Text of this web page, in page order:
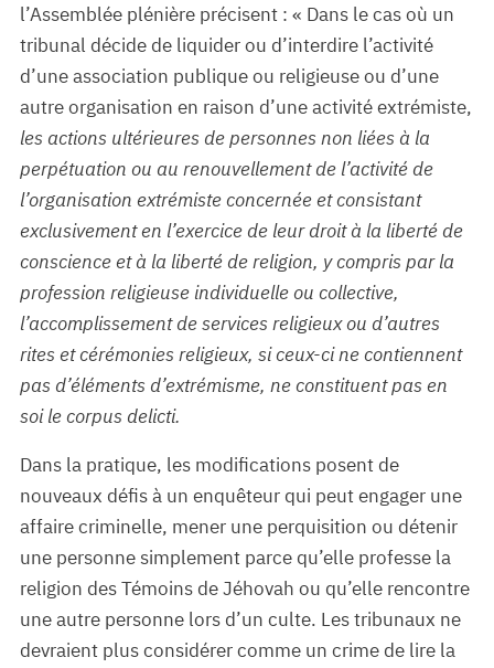
l’Assemblée plénière précisent : « Dans le cas où un
tribunal décide de liquider ou d’interdire l’activité
d’une association publique ou religieuse ou d’une
autre organisation en raison d’une activité extrémiste,
les actions ultérieures de personnes non liées à la
perpétuation ou au renouvellement de l’activité de
l’organisation extrémiste concernée et consistant
exclusivement en l’exercice de leur droit à la liberté de
conscience et à la liberté de religion, y compris par la
profession religieuse individuelle ou collective,
l’accomplissement de services religieux ou d’autres
rites et cérémonies religieux, si ceux-ci ne contiennent
pas d’éléments d’extrémisme, ne constituent pas en
soi le corpus delicti.
Dans la pratique, les modifications posent de
nouveaux défis à un enquêteur qui peut engager une
affaire criminelle, mener une perquisition ou détenir
une personne simplement parce qu’elle professe la
religion des Témoins de Jéhovah ou qu’elle rencontre
une autre personne lors d’un culte. Les tribunaux ne
devraient plus considérer comme un crime de lire la